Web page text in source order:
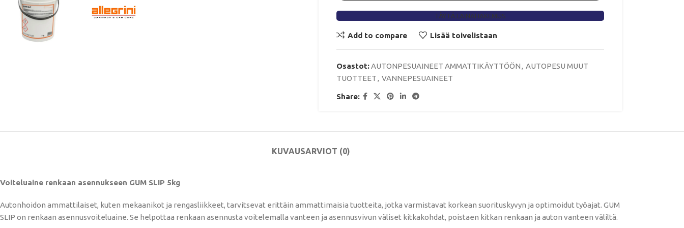
TÄYTÄ LAINAHAKEMUS
Add to compare Lisää toivelistaan
Osastot:AUTONPESUAINEET AMMATTIKÄYTTÖÖN, AUTOPESU MUUT
TUOTTEET, VANNEPESUAINEET
Share:
KUVAUSARVIOT (0)
Voiteluaine renkaan asennukseen GUM SLIP 5kg
Autonhoidon ammattilaiset, kuten mekaanikot ja rengasliikkeet, tarvitsevat erittäin ammattimaisia ​​tuotteita, jotka varmistavat korkean suorituskyvyn ja optimoidut työajat. GUM
SLIP on renkaan asennusvoiteluaine. Se helpottaa renkaan asennusta voitelemalla vanteen ja asennusvivun väliset kitkakohdat, poistaen kitkan renkaan ja auton vanteen väliltä.